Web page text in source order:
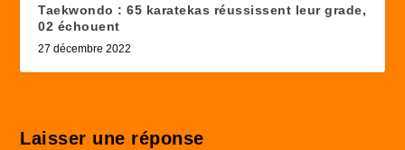
Taekwondo : 65 karatekas réussissent leur grade,
02 échouent
27 décembre 2022
Laisser une réponse